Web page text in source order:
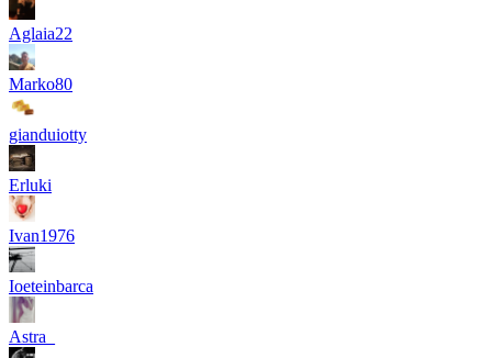
Aglaia22
Marko80
gianduiotty
Erluki
Ivan1976
Ioeteinbarca
Astra_